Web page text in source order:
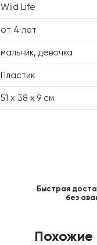
Wild Life
от 4 лет
мальчик, девочка
Пластик
51 x 38 x 9 см
Быстрая
без
Похожие